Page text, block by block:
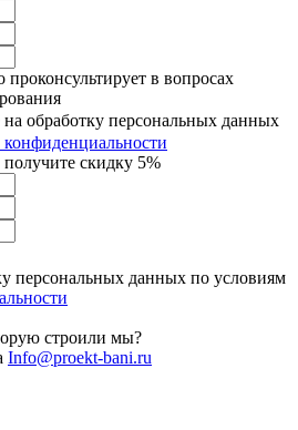
в вопросах
на обработку персональных данных
получите скидку 5%
персональных данных по условиям
строили мы?
Info@proekt-bani.ru